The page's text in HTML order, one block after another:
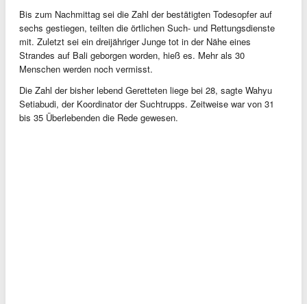
Bis zum Nachmittag sei die Zahl der bestätigten Todesopfer auf
sechs gestiegen, teilten die örtlichen Such- und Rettungsdienste
mit. Zuletzt sei ein dreijähriger Junge tot in der Nähe eines
Strandes auf Bali geborgen worden, hieß es. Mehr als 30
Menschen werden noch vermisst.
Die Zahl der bisher lebend Geretteten liege bei 28, sagte Wahyu
Setiabudi, der Koordinator der Suchtrupps. Zeitweise war von 31
bis 35 Überlebenden die Rede gewesen.